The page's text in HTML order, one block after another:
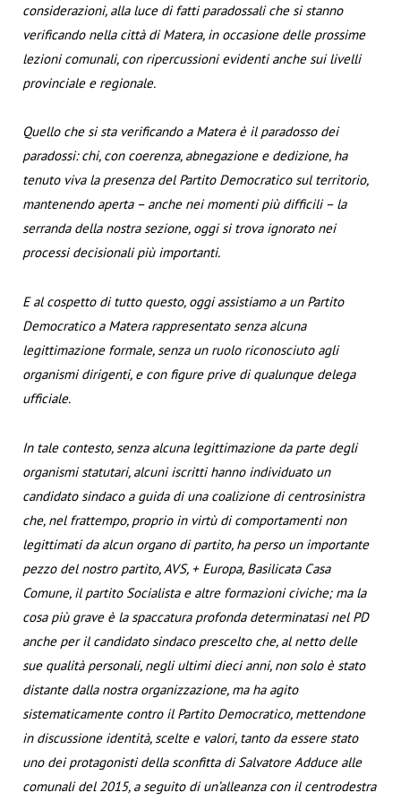
considerazioni, alla luce di fatti paradossali che si stanno
verificando nella città di Matera, in occasione delle prossime
lezioni comunali, con ripercussioni evidenti anche sui livelli
provinciale e regionale.
Quello che si sta verificando a Matera è il paradosso dei
paradossi: chi, con coerenza, abnegazione e dedizione, ha
tenuto viva la presenza del Partito Democratico sul territorio,
mantenendo aperta – anche nei momenti più difficili – la
serranda della nostra sezione, oggi si trova ignorato nei
processi decisionali più importanti.
E al cospetto di tutto questo, oggi assistiamo a un Partito
Democratico a Matera rappresentato senza alcuna
legittimazione formale, senza un ruolo riconosciuto agli
organismi dirigenti, e con figure prive di qualunque delega
ufficiale.
In tale contesto, senza alcuna legittimazione da parte degli
organismi statutari, alcuni iscritti hanno individuato un
candidato sindaco a guida di una coalizione di centrosinistra
che, nel frattempo, proprio in virtù di comportamenti non
legittimati da alcun organo di partito, ha perso un importante
pezzo del nostro partito, AVS, + Europa, Basilicata Casa
Comune, il partito Socialista e altre formazioni civiche; ma la
cosa più grave è la spaccatura profonda determinatasi nel PD
anche per il candidato sindaco prescelto che, al netto delle
sue qualità personali, negli ultimi dieci anni, non solo è stato
distante dalla nostra organizzazione, ma ha agito
sistematicamente contro il Partito Democratico, mettendone
in discussione identità, scelte e valori, tanto da essere stato
uno dei protagonisti della sconfitta di Salvatore Adduce alle
comunali del 2015, a seguito di un’alleanza con il centrodestra